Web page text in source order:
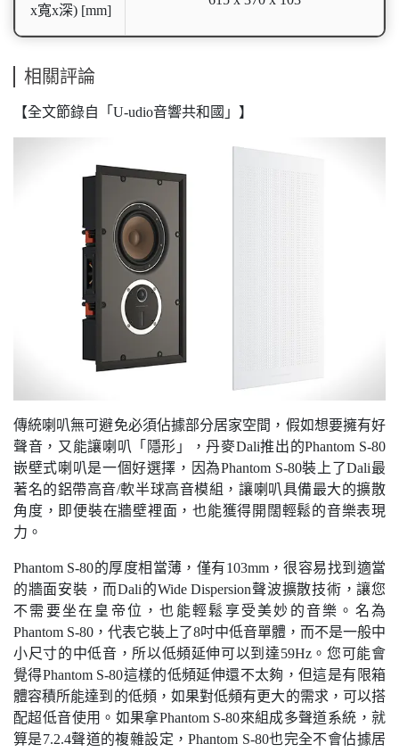
x寬x深) [mm]
相關評論
【全文節錄自「U-udio音響共和國」】
傳統喇叭無可避免必須佔據部分居家空間，假如想要擁有好
聲音，又能讓喇叭「隱形」，丹麥Dali推出的Phantom S-80
嵌壁式喇叭是一個好選擇，因為Phantom S-80裝上了Dali最
著名的鋁帶高音/軟半球高音模組，讓喇叭具備最大的擴散
角度，即便裝在牆壁裡面，也能獲得開闊輕鬆的音樂表現
力。
Phantom S-80的厚度相當薄，僅有103mm，很容易找到適當
的牆面安裝，而Dali的Wide Dispersion聲波擴散技術，讓您
不需要坐在皇帝位，也能輕鬆享受美妙的音樂。名為
Phantom S-80，代表它裝上了8吋中低音單體，而不是一般中
小尺寸的中低音，所以低頻延伸可以到達59Hz。您可能會
覺得Phantom S-80這樣的低頻延伸還不太夠，但這是有限箱
體容積所能達到的低頻，如果對低頻有更大的需求，可以搭
配超低音使用。如果拿Phantom S-80來組成多聲道系統，就
算是7.2.4聲道的複雜設定，Phantom S-80也完全不會佔據居